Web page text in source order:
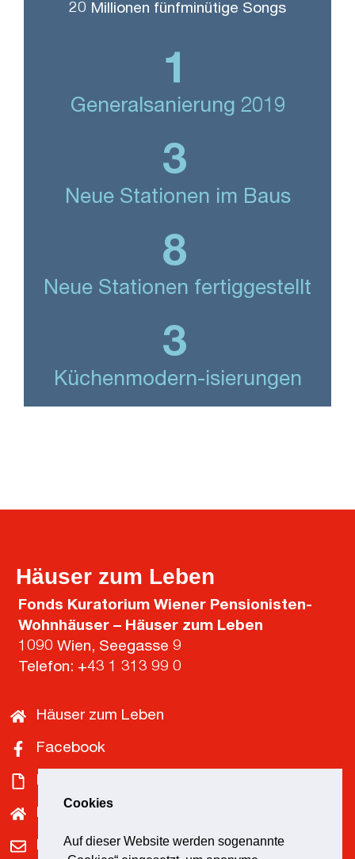
Cookies
Auf dieser Website werden sogenannte
20 Millionen fünfminütige Songs
1
Generalsanierung 2019
3
Neue Stationen im Baus
8
Neue Stationen fertiggestellt
3
Küchenmodern-isierungen
Häuser zum Leben
Fonds Kuratorium Wiener Pensionisten-
Wohnhäuser – Häuser zum Leben
1090 Wien, Seegasse 9
Telefon: +43 1 313 99 0
Häuser zum Leben
Facebook
Kontakt